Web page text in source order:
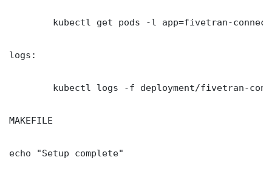
logs:
MAKEFILE
echo "Setup complete"